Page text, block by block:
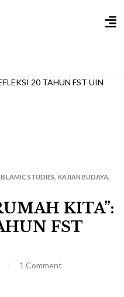
ISLAMIC STUDIES, KAJIAN BUDAYA,
KITA”:
FST
1 Comment